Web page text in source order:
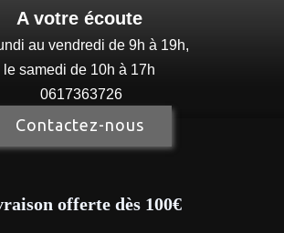
A votre écoute
au vendredi de 9h à 19h,
le samedi de 10h à 17h
0617363726
Contactez-nous
offerte dès 100€